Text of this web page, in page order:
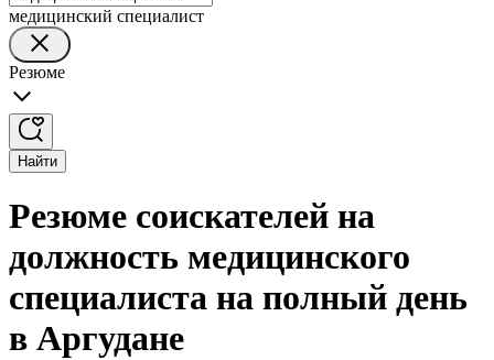
медицинский специалист
Резюме
Найти
Резюме соискателей на
должность медицинского
специалиста на полный день
в Аргудане